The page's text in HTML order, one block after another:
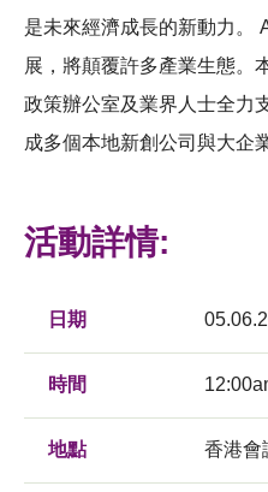
是未來經濟成長的新動力。
展，將顛覆許多產業生態。
政策辦公室及業界人士全力
成多個本地新創公司與大企
活動詳情:
日期
時間
地點 香港會